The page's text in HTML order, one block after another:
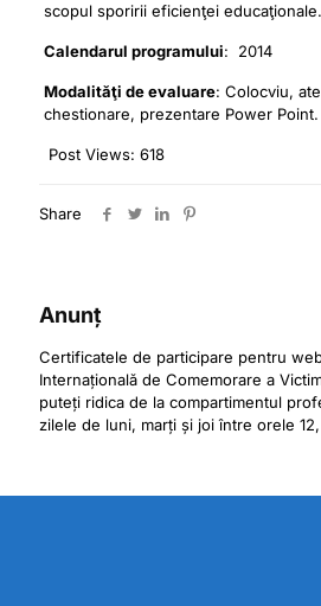
scopul sporirii eficienţei educaţionale.
Calendarul programului: 2014
Modalităţi de evaluare: Colocviu,
chestionare, prezentare Power Point.
Post Views: 618
Share
Anunț
Certificatele de participare pentru
Internațională de Comemorare a
puteți ridica de la compartimentul
zilele de luni, marți și joi între orele